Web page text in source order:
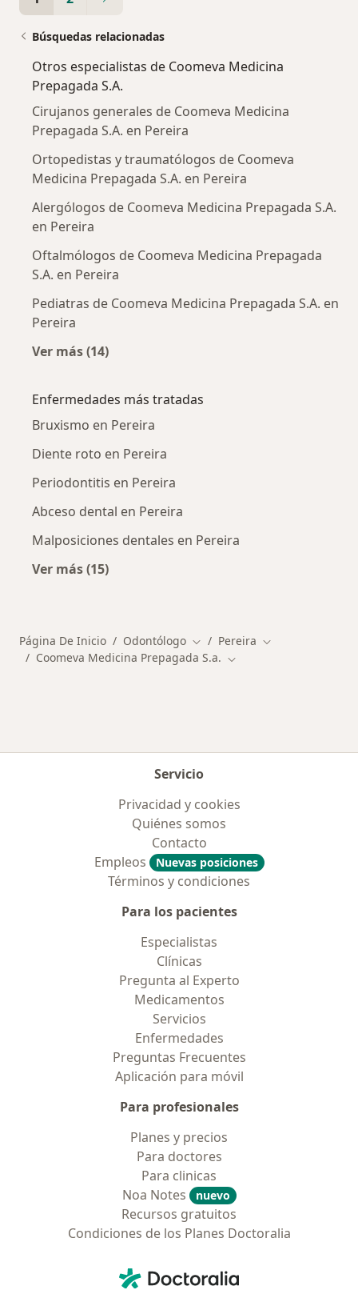
Búsquedas relacionadas
Otros especialistas de Coomeva Medicina
Prepagada S.A.
Cirujanos generales de Coomeva Medicina
Prepagada S.A. en Pereira
Ortopedistas y traumatólogos de Coomeva
Medicina Prepagada S.A. en Pereira
Alergólogos de Coomeva Medicina Prepagada S.A.
en Pereira
Oftalmólogos de Coomeva Medicina Prepagada
S.A. en Pereira
Pediatras de Coomeva Medicina Prepagada S.A. en
Pereira
Ver más (14)
Enfermedades más tratadas
Bruxismo en Pereira
Diente roto en Pereira
Periodontitis en Pereira
Abceso dental en Pereira
Malposiciones dentales en Pereira
Ver más (15)
Página De Inicio Odontólogo Cambiar de ciudad
Pereira Cambiar de
Coomeva Medicina Prepagada S.a. Cambiar de ciudad
Servicio
Privacidad y cookies
Quiénes somos
Contacto
Empleos
Nuevas posiciones
Términos y condiciones
Para los pacientes
Especialistas
Clínicas
Pregunta al Experto
Medicamentos
Servicios
Enfermedades
Preguntas Frecuentes
Aplicación para móvil
Para profesionales
Planes y precios
Para doctores
Para clinicas
Noa Notes
nuevo
Recursos gratuitos
Condiciones de los Planes Doctoralia
Doctoralia - Página de inicio